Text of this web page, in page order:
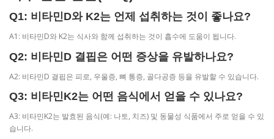
Q1: 비타민D와 K2는 언제 섭취하는 것이 좋나요?
A1: 비타민D와 K2는 식사와 함께 섭취하는 것이 흡수에 도움이 됩니다.
Q2: 비타민D 결핍은 어떤 증상을 유발하나요?
A2: 비타민D 결핍은 피로, 우울증, 뼈 통증, 골다공증 등을 유발할 수 있습니다.
Q3: 비타민K2는 어떤 음식에서 얻을 수 있나요?
A3: 비타민K2는 발효된 음식(예: 나토, 치즈) 및 동물성 식품에서 주로 얻을 수 있
습니다.